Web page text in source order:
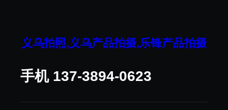
义乌拍照,义乌产品拍摄,乐锋产品拍摄
手机 137-3894-0623